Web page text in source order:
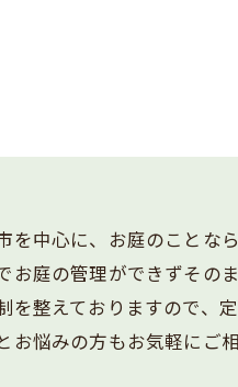
を中心に、お庭のことな
お庭の管理ができずその
を整えておりますので、
お悩みの方もお気軽にご